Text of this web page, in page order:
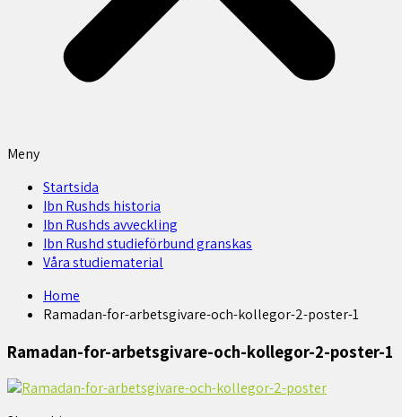
Meny
Startsida
Ibn Rushds historia
Ibn Rushds avveckling
Ibn Rushd studieförbund granskas​
Våra studiematerial
Home
Ramadan-for-arbetsgivare-och-kollegor-2-poster-1
Ramadan-for-arbetsgivare-och-kollegor-2-poster-1